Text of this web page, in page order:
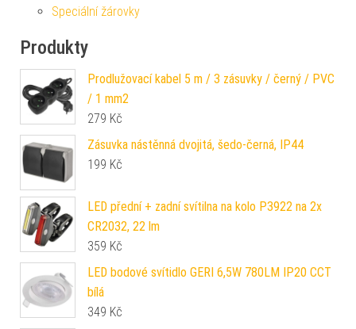
Speciální žárovky
Produkty
Prodlužovací kabel 5 m / 3 zásuvky / černý / PVC
/ 1 mm2
279 Kč
Zásuvka nástěnná dvojitá, šedo-černá, IP44
199 Kč
LED přední + zadní svítilna na kolo P3922 na 2x
CR2032, 22 lm
359 Kč
LED bodové svítidlo GERI 6,5W 780LM IP20 CCT
bílá
349 Kč